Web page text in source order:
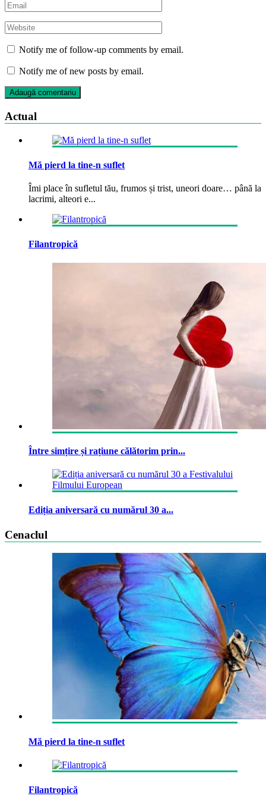
Notify me of follow-up comments by email.
Notify me of new posts by email.
Actual
Mă pierd la tine-n suflet
Îmi place în sufletul tău, frumos și trist, uneori doare… până la
lacrimi, alteori e...
Filantropică
Între simțire și rațiune călătorim prin...
Ediția aniversară cu numărul 30 a...
Cenaclul
Mă pierd la tine-n suflet
Filantropică